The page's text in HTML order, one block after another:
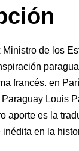
Ministro de los
francés. en
Louis
aporte es la
en la